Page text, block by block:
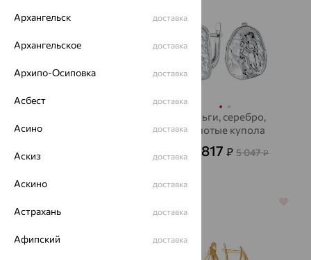
от
Серьги, серебро,
Золотые купола
1 817₽ 5 047₽
Архангельск доставка
Архангельское доставка
Архипо-Осиповка доставка
Асбест доставка
Асино доставка
Аскиз доставка
Аскино доставка
Астрахань доставка
Афипский доставка